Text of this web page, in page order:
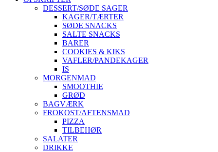
DESSERT/SØDE SAGER
KAGER/TÆRTER
SØDE SNACKS
SALTE SNACKS
BARER
COOKIES & KIKS
VAFLER/PANDEKAGER
IS
MORGENMAD
SMOOTHIE
GRØD
BAGVÆRK
FROKOST/AFTENSMAD
PIZZA
TILBEHØR
SALATER
DRIKKE